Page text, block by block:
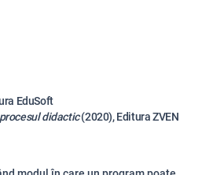
EduSoft
didactic(2020), EdituraZVEN